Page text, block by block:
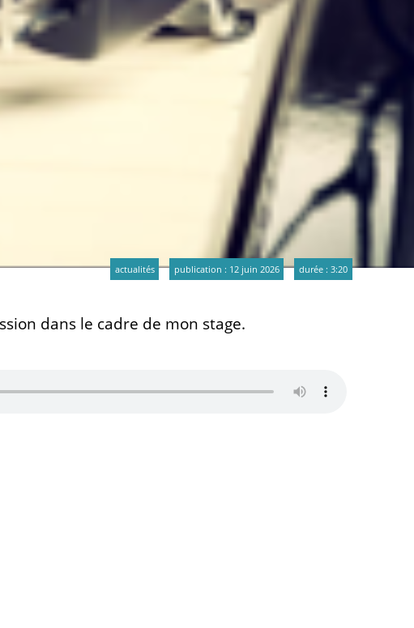
actualités publication : 12 juin 2026 durée : 3:20
dans le cadre de mon stage.